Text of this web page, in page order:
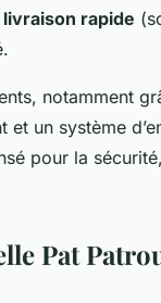
livraison rapide
notamment
un système
pour la
Pat